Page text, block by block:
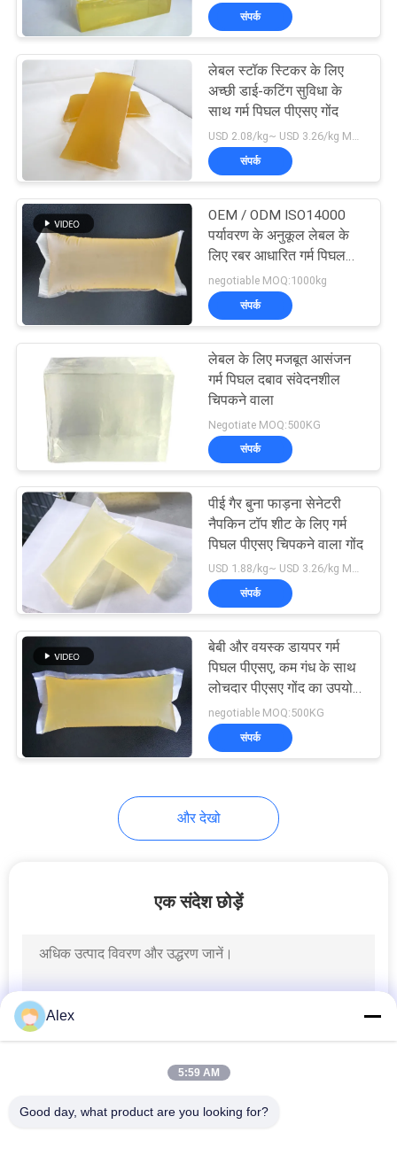
करें
साइटमैप
गोपनीयता
नीति
संपर्क
लेबल स्टॉक स्टिकर के लिए
अच्छी डाई-कटिंग सुविधा के
साथ गर्म पिघल पीएसए गोंद
संपर्क
OEM / ODM ISO14000
पर्यावरण के अनुकूल लेबल के
लिए रबर आधारित गर्म पिघल
चिपकने वाला;
negotiable MOQ:1000kg
संपर्क
लेबल के लिए मजबूत आसंजन
गर्म पिघल दबाव संवेदनशील
चिपकने वाला
Negotiate MOQ:500KG
संपर्क
पीई गैर बुना फाड़ना सेनेटरी
नैपकिन टॉप शीट के लिए गर्म
पिघल पीएसए चिपकने वाला गोंद
USD 1.88/kg~ USD 3.26/kg MOQ:1000kg
संपर्क
बेबी और वयस्क डायपर गर्म
पिघल पीएसए, कम गंध के साथ
लोचदार पीएसए गोंद का उपयोग
करते हैं
negotiable MOQ:500KG
संपर्क
और देखो
एक संदेश छोड़ें
Alex
5:59 AM
Good day, what product are you looking for?